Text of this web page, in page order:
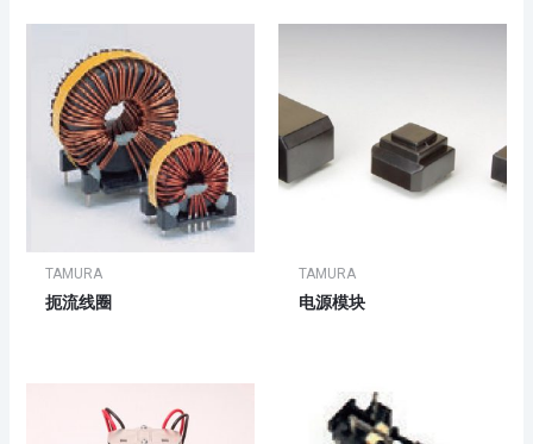
TAMURA
扼流线圈
TAMURA
电源模块